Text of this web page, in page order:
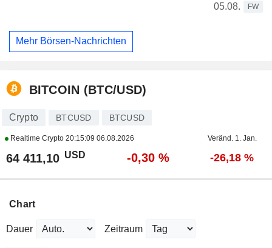
05.08.
FW
Mehr Börsen-Nachrichten
BITCOIN (BTC/USD)
Crypto BTCUSD BTCUSD
Realtime Crypto 20:15:09 06.08.2026 Veränd. 1. Jan.
64 411,10 USD -0,30 % -26,18 %
Chart
Dauer Zeitraum